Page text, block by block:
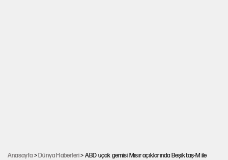
Anasayfa >Dünya Haberleri> ABD uçak gemisi Mısır açıklarında Beşiktaş-M ile